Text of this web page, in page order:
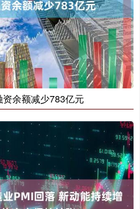
余额减少783亿元